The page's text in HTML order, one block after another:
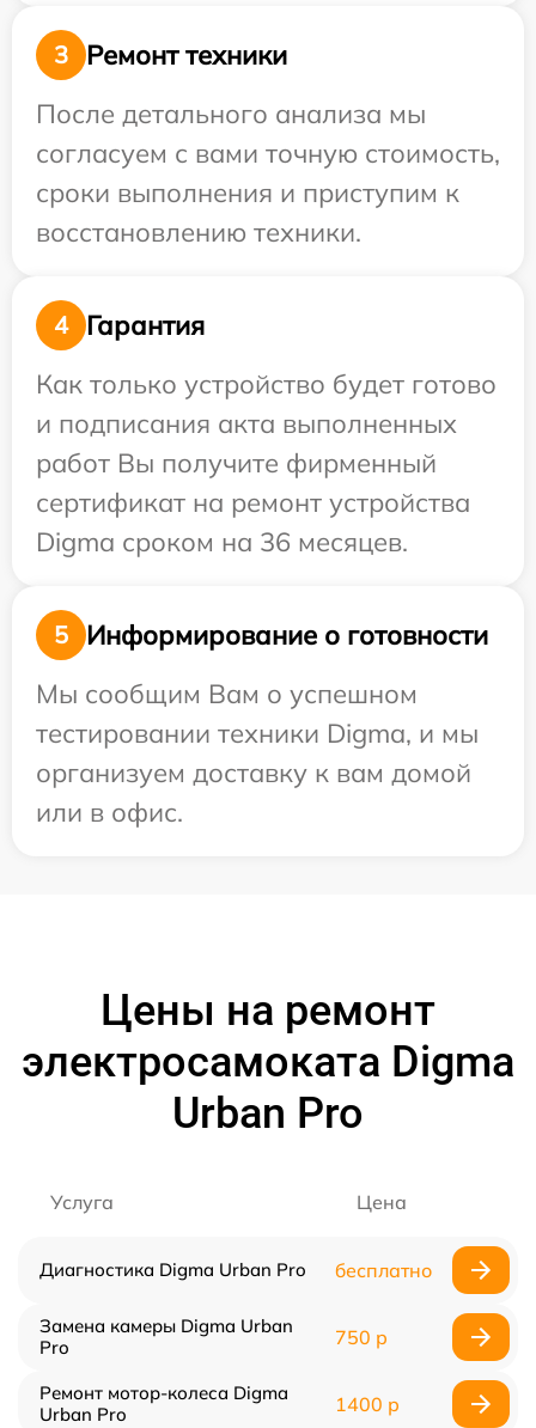
3
Ремонт техники
После детального анализа мы
согласуем с вами точную стоимость,
сроки выполнения и приступим к
восстановлению техники.
4
Гарантия
Как только устройство будет готово
и подписания акта выполненных
работ Вы получите фирменный
сертификат на ремонт устройства
Digma сроком на 36 месяцев.
5
Информирование о готовности
Мы сообщим Вам о успешном
тестировании техники Digma, и мы
организуем доставку к вам домой
или в офис.
Цены на ремонт
электросамоката Digma
Urban Pro
Услуга Цена
Диагностика Digma Urban Pro бесплатно
Замена камеры Digma Urban
Pro
750 р
Ремонт мотор-колеса Digma
Urban Pro
1400 р